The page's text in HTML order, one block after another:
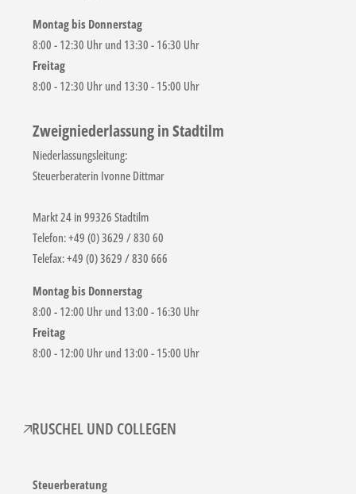
Montag bis Donnerstag
8:00 - 12:30 Uhr und 13:30 - 16:30 Uhr
Freitag
8:00 - 12:30 Uhr und 13:30 - 15:00 Uhr
Zweigniederlassung in Stadtilm
Niederlassungsleitung:
Steuerberaterin Ivonne Dittmar
Markt 24 in 99326 Stadtilm
Telefon: +49 (0) 3629 / 830 60
Telefax: +49 (0) 3629 / 830 666
Montag bis Donnerstag
8:00 - 12:00 Uhr und 13:00 - 16:30 Uhr
Freitag
8:00 - 12:00 Uhr und 13:00 - 15:00 Uhr
RUSCHEL UND COLLEGEN
Steuerberatung